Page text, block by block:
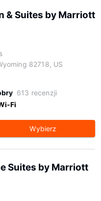
& Suites by Marriott
82718, US
613 recenzji
Fi
Wybierz
Suites by Marriott